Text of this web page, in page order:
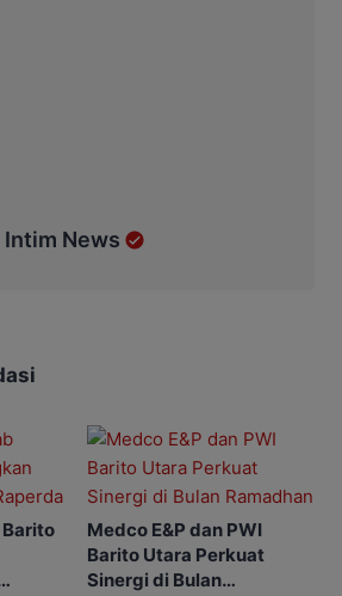
Intim News
Barito
Medco E&P dan PWI
Barito Utara Perkuat
Sinergi di Bulan